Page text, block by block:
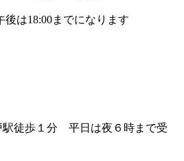
は18:00までになります
駅徒歩１分 平日は夜６時まで受